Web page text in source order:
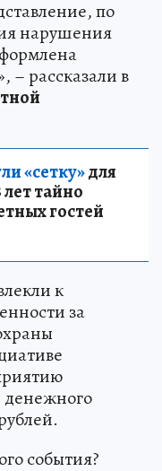
по
нарушения
– рассказали в
«сетку»для
тайно
гостей
к
за
денежного
события?